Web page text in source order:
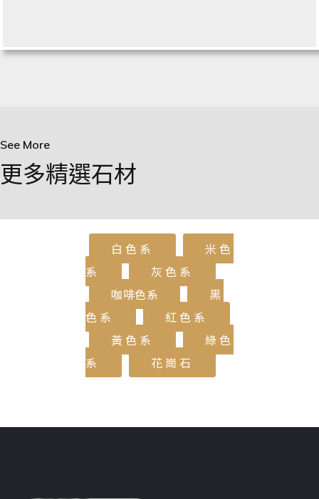
See More
更多精選石材
白色系
米色
系
灰色系
咖啡色系
黑
色系
紅色系
黃色系
綠色
系
花崗石